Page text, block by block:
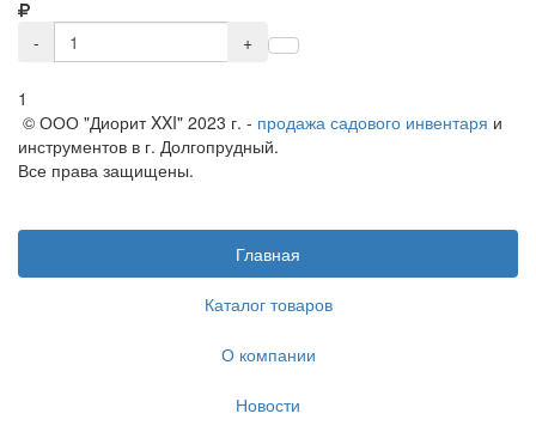
- +
1
© ООО "Диорит XXI" 2023 г. - продажа садового инвентаря и
инструментов в г. Долгопрудный.
Все права защищены.
Главная
Каталог товаров
О компании
Новости